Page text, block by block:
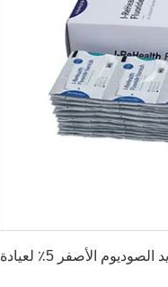
CE 22600ppm ورنيش فلوريد الصوديوم الأصفر 5٪ لعيادة